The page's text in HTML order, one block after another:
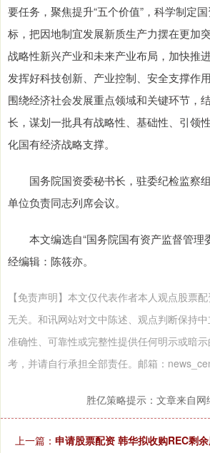
要任务，聚焦提升“五个价值”，科学制定
标，把因地制宜发展新质生产力摆在更加
战略性新兴产业和未来产业布局，加快推
发挥好科技创新、产业控制、安全支撑作
围绕经济社会发展重点领域和关键环节，
长，谋划一批具有战略性、基础性、引领
化国有经济战略支撑。
国务院国资委秘书长，驻委纪检监察
单位负责同志列席会议。
本文编选自“国务院国有资产监督管理
经编辑：陈筱亦。
【免责声明】本文仅代表作者本人观点股票
无关。和讯网站对文中陈述、观点判断保持
准确性、可靠性或完整性提供任何明示或暗
考，并请自行承担全部责任。邮箱：
胜亿策略提示：文章来自网
上一篇： 申请股票配资 韩华拟收购REC剩